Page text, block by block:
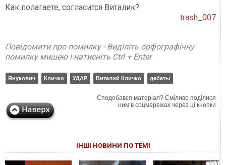
Как полагаете, согласится Виталик?
trash_007
Повідомити про помилку - Виділіть орфографічну
помилку мишею і натисніть Ctrl + Enter
Янукович Кличко УДАР Виталий Кличко дебаты
Сподобався матеріал? Сміливо поділися
ним в соцмережах через ці кнопки
ІНШІ НОВИНИ ПО ТЕМІ